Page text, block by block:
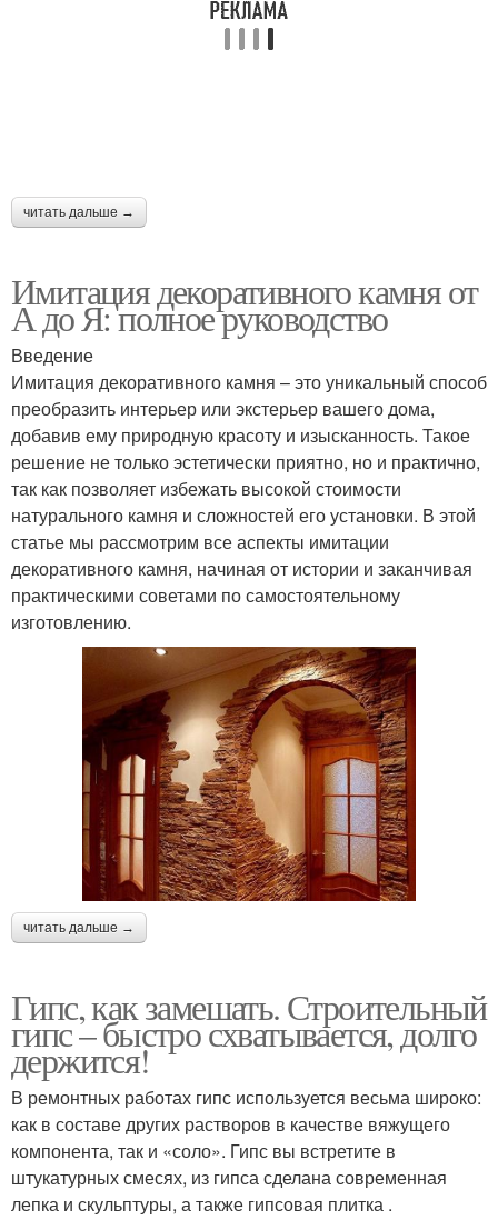
читать дальше →
Имитация декоративного камня от
А до Я: полное руководство
Введение
Имитация декоративного камня – это уникальный способ
преобразить интерьер или экстерьер вашего дома,
добавив ему природную красоту и изысканность. Такое
решение не только эстетически приятно, но и практично,
так как позволяет избежать высокой стоимости
натурального камня и сложностей его установки. В этой
статье мы рассмотрим все аспекты имитации
декоративного камня, начиная от истории и заканчивая
практическими советами по самостоятельному
изготовлению.
читать дальше →
Гипс, как замешать. Строительный
гипс – быстро схватывается, долго
держится!
В ремонтных работах гипс используется весьма широко:
как в составе других растворов в качестве вяжущего
компонента, так и «соло». Гипс вы встретите в
штукатурных смесях, из гипса сделана современная
лепка и скульптуры, а также гипсовая плитка .